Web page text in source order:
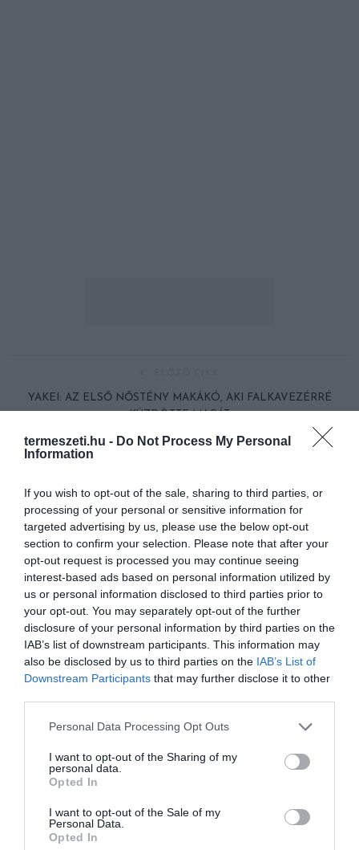
termeszeti.hu - Do Not Process My Personal
Information
If you wish to opt-out of the sale, sharing to third parties, or
processing of your personal or sensitive information for
targeted advertising by us, please use the below opt-out
section to confirm your selection. Please note that after your
opt-out request is processed you may continue seeing
interest-based ads based on personal information utilized by
us or personal information disclosed to third parties prior to
your opt-out. You may separately opt-out of the further
disclosure of your personal information by third parties on the
IAB’s list of downstream participants. This information may
also be disclosed by us to third parties on the IAB’s List of
Downstream Participants that may further disclose it to other
Please note that this website/app uses one or more Google
not limited to your visit or usage behaviour. You may click to
grant or deny consent to Google and its third-party tags to
use your data for below specified purposes in below Google
consent section.
Personal Data Processing Opt Outs
I want to opt-out of the Sharing of my
personal data.
Opted In
I want to opt-out of the Sale of my
Personal Data.
Opted In
YAKEI: AZ ELSŐ NŐSTÉNY MAKÁKÓ, AKI FALKAVEZÉRRÉ
KÜZDÖTTE MAGÁT
ÜDÜLÉS MÁSKÉPP: ÉRKEZIK AZ ELSŐ ŰRHOTEL 2025-BEN
HASONLÓ ÉRDEKESSÉGEK
A KOALA EVOLÚCIÓS MÚLTJA
SOKKAL DRÁMAIBB, MINT A
EUKALIPTUSZRÁGCSÁLÁS
SUGALLJA
A KORALLZÁTONY NEM CSAK
LAKÓJÁT MUTATTA MEG